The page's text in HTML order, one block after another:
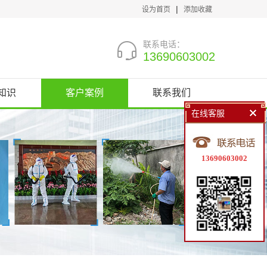
设为首页 | 添加收藏
联系电话：
13690603002
识 客户案例 联系我们
在线客服
13690603002